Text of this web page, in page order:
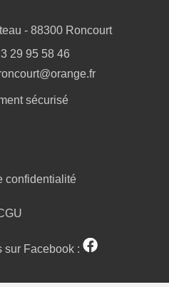
- 88300 Roncourt
29 95 58 46
sécurisé
confidentialité
sur Facebook :